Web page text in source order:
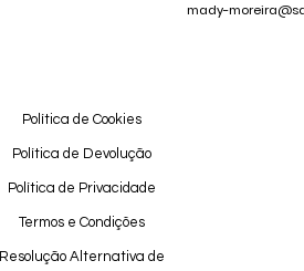
mady-
Política de Cookies
Política de Devolução
Política de Privacidade
Termos e Condições
Resolução Alternativa de